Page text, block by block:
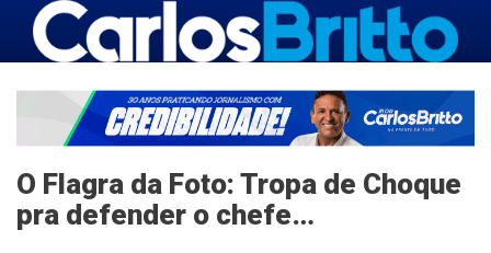
O Flagra da Foto: Tropa de Choque
pra defender o chefe…